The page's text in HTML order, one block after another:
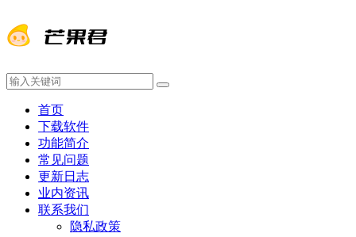
首页
下载软件
功能简介
常见问题
更新日志
业内资讯
联系我们
隐私政策